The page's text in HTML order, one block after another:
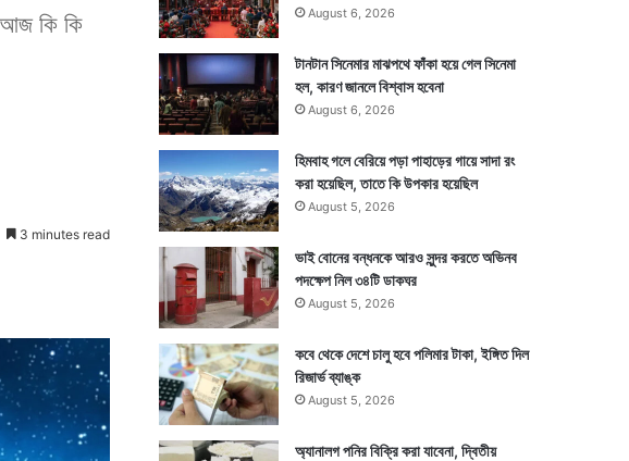
আজ কি কি
3 minutes read
August 6, 2026
টানটান সিনেমার মাঝপথে ফাঁকা হয়ে গেল সিনেমা
হল, কারণ জানলে বিশ্বাস হবেনা
August 6, 2026
হিমবাহ গলে বেরিয়ে পড়া পাহাড়ের গায়ে সাদা রং
করা হয়েছিল, তাতে কি উপকার হয়েছিল
August 5, 2026
ভাই বোনের বন্ধনকে আরও সুন্দর করতে অভিনব
পদক্ষেপ নিল ৩৪টি ডাকঘর
August 5, 2026
কবে থেকে দেশে চালু হবে পলিমার টাকা, ইঙ্গিত দিল
রিজার্ভ ব্যাঙ্ক
August 5, 2026
অ্যানালগ পনির বিক্রি করা যাবেনা, দ্বিতীয়